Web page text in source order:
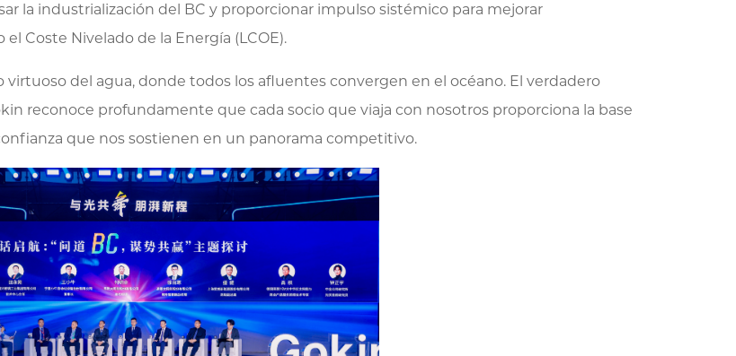
la industrialización del BC y proporcionar impulso sistémico para mejorar
Coste Nivelado de la Energía (LCOE).
del agua, donde todos los afluentes convergen en el océano. El verdadero
reconoce profundamente que cada socio que viaja con nosotros proporciona la base
que nos sostienen en un panorama competitivo.